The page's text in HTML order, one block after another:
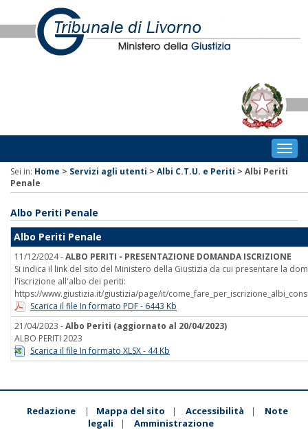
Sei in: Home > Servizi agli utenti > Albi C.T.U. e Periti > Albi Periti
Penale
Albo Periti Penale
Albo Periti Penale
11/12/2024 -ALBO PERITI - PRESENTAZIONE DOMANDA ISCRIZIONE
Si indica il link del sito del Ministero della Giustizia da cui presentare la
l'iscrizione all'albo dei periti:
https://www.giustizia.it/giustizia/page/it/
Scarica il file In formato PDF - 6443 Kb
21/04/2023 -Albo Periti (aggiornato al 20/04/2023)
ALBO PERITI 2023
Scarica il file In formato XLSX - 44 Kb
Redazione | Mappa del sito | Accessibilità |
Note
legali
| Amministrazione